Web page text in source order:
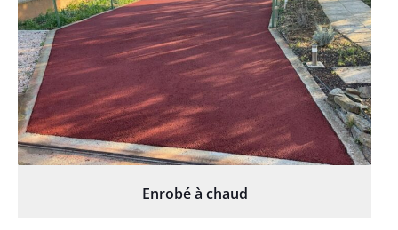
Enrobé à chaud